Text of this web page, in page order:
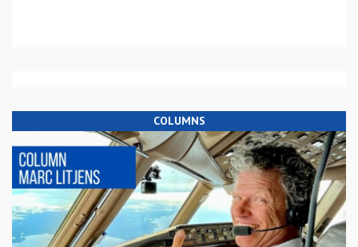
COLUMNS